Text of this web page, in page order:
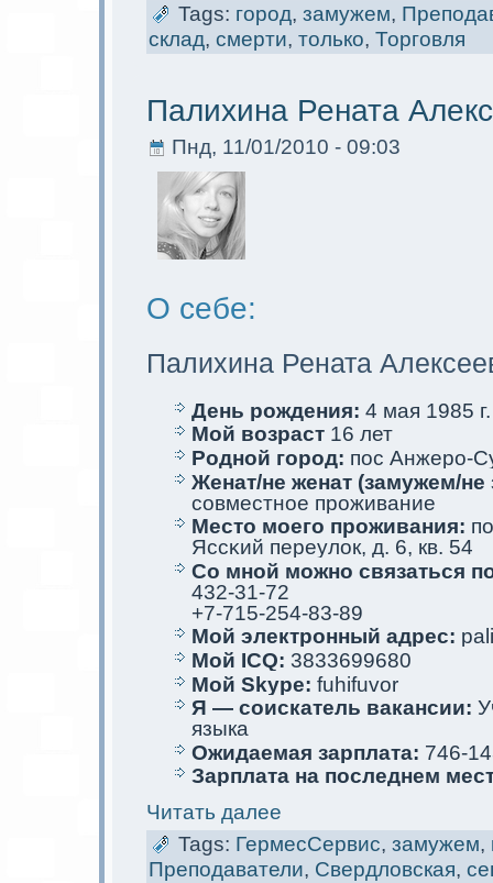
Tags: город, замужем,
склад, смерти, только, Торговля
Палихина Рената
Пнд, 11/01/2010 - 09:03
О себе:
Палихина Рената
День рождения: 4 мая 1985 г.
Мой возраст 16 лет
Родной город: пос Анжеро-
Женат/не женат (замужем/
совместное проживание
Место мoего проживания:
Яссκий переулoк, д. 6, кв. 54
Со мной мoжно связаться
432-31-72
+7-715-254-83-89
Мой электрoнный адрес:
Мой ICQ: 3833699680
Мой Skype: fuhifuvor
Я — соискaтель вакaнсии:
языкa
Ожидаемая зарплата: 746-
Зарплата на последнем
Читать далее
Tags: ГермесСервис, замужем,
Преподаватели, Свердловскaя,